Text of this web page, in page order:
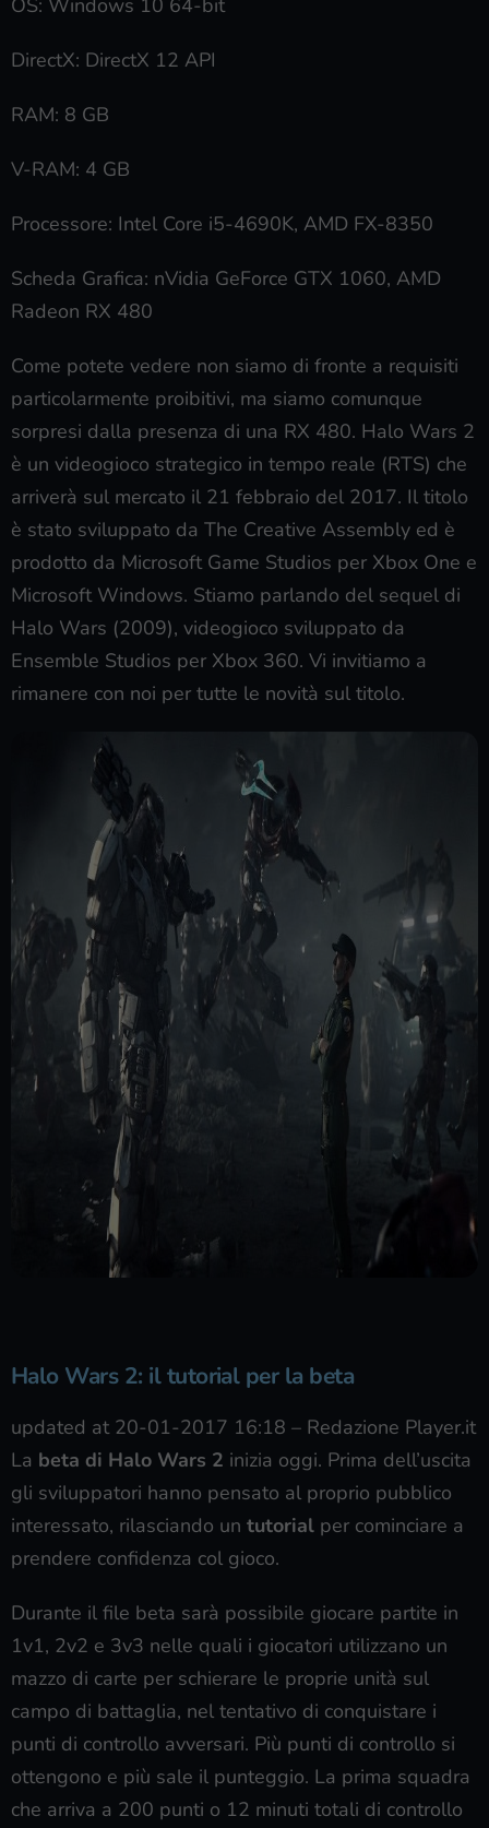
OS: Windows 10 64-bit
DirectX: DirectX 12 API
RAM: 8 GB
V-RAM: 4 GB
Processore: Intel Core i5-4690K, AMD FX-8350
Scheda Grafica: nVidia GeForce GTX 1060, AMD
Radeon RX 480
Come potete vedere non siamo di fronte a requisiti
particolarmente proibitivi, ma siamo comunque
sorpresi dalla presenza di una RX 480. Halo Wars 2
è un videogioco strategico in tempo reale (RTS) che
arriverà sul mercato il 21 febbraio del 2017. Il titolo
è stato sviluppato da The Creative Assembly ed è
prodotto da Microsoft Game Studios per Xbox One e
Microsoft Windows. Stiamo parlando del sequel di
Halo Wars (2009), videogioco sviluppato da
Ensemble Studios per Xbox 360. Vi invitiamo a
rimanere con noi per tutte le novità sul titolo.
Halo Wars 2: il tutorial per la beta
updated at 20-01-2017 16:18 – Redazione Player.it
La beta di Halo Wars 2 inizia oggi. Prima dell’uscita
gli sviluppatori hanno pensato al proprio pubblico
interessato, rilasciando un tutorial per cominciare a
prendere confidenza col gioco.
Durante il file beta sarà possibile giocare partite in
1v1, 2v2 e 3v3 nelle quali i giocatori utilizzano un
mazzo di carte per schierare le proprie unità sul
campo di battaglia, nel tentativo di conquistare i
punti di controllo avversari. Più punti di controllo si
ottengono e più sale il punteggio. La prima squadra
che arriva a 200 punti o 12 minuti totali di controllo